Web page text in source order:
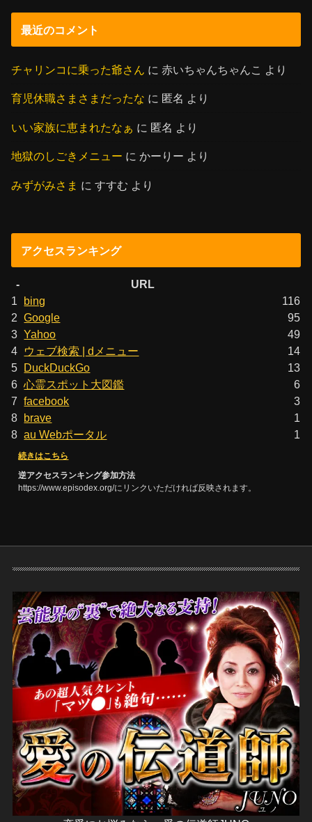
最近のコメント
チャリンコに乗った爺さん に赤いちゃんちゃんこ より
育児休職さまさまだったな に 匿名 より
いい家族に恵まれたなぁ に 匿名 より
地獄のしごきメニュー にかーりー より
みずがみさま にすすむ より
アクセスランキング
-
URL
1
bing
116
2 Google
95
3 Yahoo
49
4
ウェブ検索 | dメニュー
14
5 DuckDuckGo
13
6 心霊スポット大図鑑
6
7 facebook
3
8 brave
1
8 au Webポータル 1
続きはこちら
逆アクセスランキング参加方法
https://www.episodex.org/にリンクいただければ反映されます。